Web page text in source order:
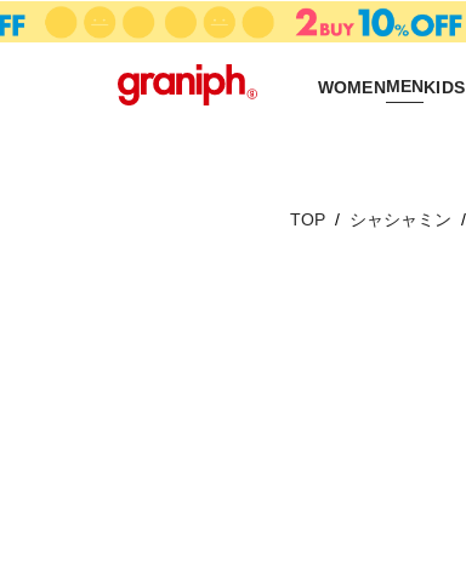
WOMENMENKIDS
TOP シャシャミン